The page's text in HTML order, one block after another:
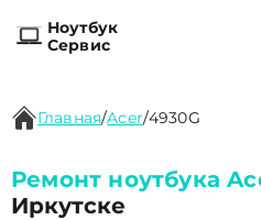
Ноутбук
Сервис
Главная/Acer/4930G
Ремонт ноутбука
Иркутске